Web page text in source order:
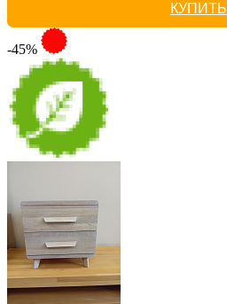
КУПИТЬ
-45%